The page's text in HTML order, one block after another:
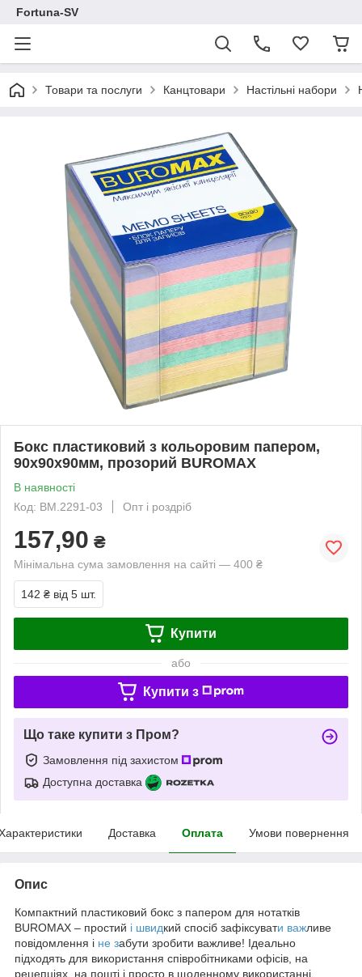
Fortuna-SV
Товари та послуги Канцтовари Настільні набори
Бокс пластиковий з кольоровим папером,
90х90х90мм, прозорий BUROMAX
В наявності
Код: BM.2291-03
Опт і роздріб
157,90 ₴
Мінімальна сума замовлення на сайті — 400 ₴
142 ₴ від 5 шт.
Купити
або
Купити з
Що таке купити з Пром?
Замовлення під захистом
Доступна доставка
Доставка Оплата Умови повернення
Опис
Компактний пластиковий бокс з папером для нотатків
BUROMAX – простий і швидкий спосіб зафіксувати важливе
повідомлення і не забути зробити важливе! Ідеально
підходять для використання співробітниками офісів, на
рецепціях, на пошті і просто в щоденному використанні.